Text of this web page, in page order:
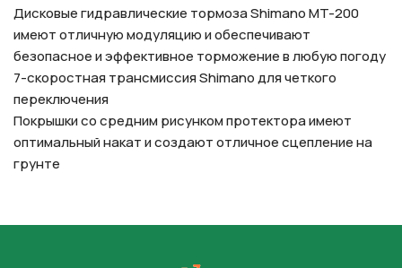
Дисковые гидравлические тормоза Shimano MT-200
имеют отличную модуляцию и обеспечивают
безопасное и эффективное торможение в любую погоду
7-скоростная трансмиссия Shimano для четкого
переключения
Покрышки cо средним рисунком протектора имеют
оптимальный накат и создают отличное сцепление на
грунте